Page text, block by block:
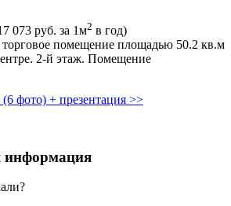
073 руб. за 1м2 в год)
торговое помещение площадью 50.2 кв.м
2-й этаж. Помещение
фото) + презентация >>
информация